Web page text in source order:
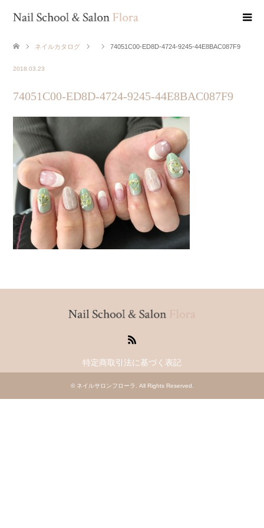
ネイルカタログ 74051C00-ED8D-4724-9245-44E8BAC087F9
2018.03.23
74051C00-ED8D-4724-9245-44E8BAC087F9
特定商取引法に基づく表記
© ネイルサロンフローラ . All Rights Reserved.